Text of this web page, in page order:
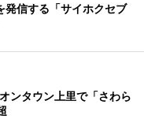
発信する「サイホクセブ
ンタウン上里で「さわら